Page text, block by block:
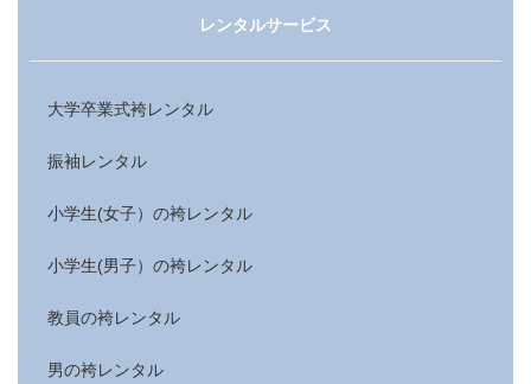
レンタルサービス
大学卒業式袴レンタル
振袖レンタル
小学生(女子）の袴レンタル
小学生(男子）の袴レンタル
教員の袴レンタル
男の袴レンタル